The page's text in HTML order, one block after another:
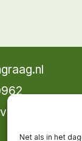
Net als in het
leden op